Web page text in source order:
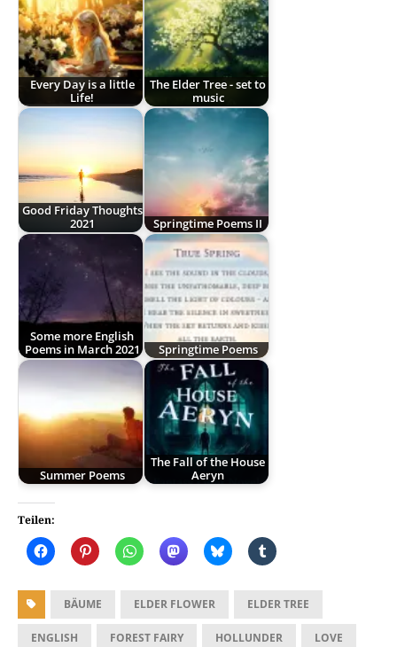
Every Day is a little
Life!
The Elder Tree - set to
music
Good Friday Thoughts
2021
Springtime Poems II
Some more English
Poems in March 2021
Springtime Poems
Summer Poems
The Fall of the House
Aeryn
Teilen:
BÄUME ELDER FLOWER ELDER TREE
ENGLISH FOREST FAIRY HOLLUNDER LOVE